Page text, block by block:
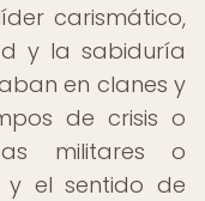
carismático,
y la sabiduría
en clanes y
de crisis o
militares o
y el sentido de